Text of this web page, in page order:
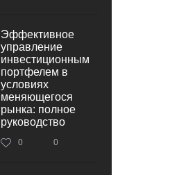
Эффективное
управление
инвестиционным
портфелем в
условиях
меняющегося
рынка: полное
руководство
0 0